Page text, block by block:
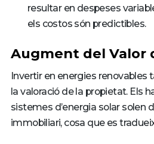
resultar en despeses
els costos són predictibles.
Augment del Valor
Invertir en energies renovables
la valoració de la propietat. Els
sistemes d’energia solar solen
immobiliari, cosa que es